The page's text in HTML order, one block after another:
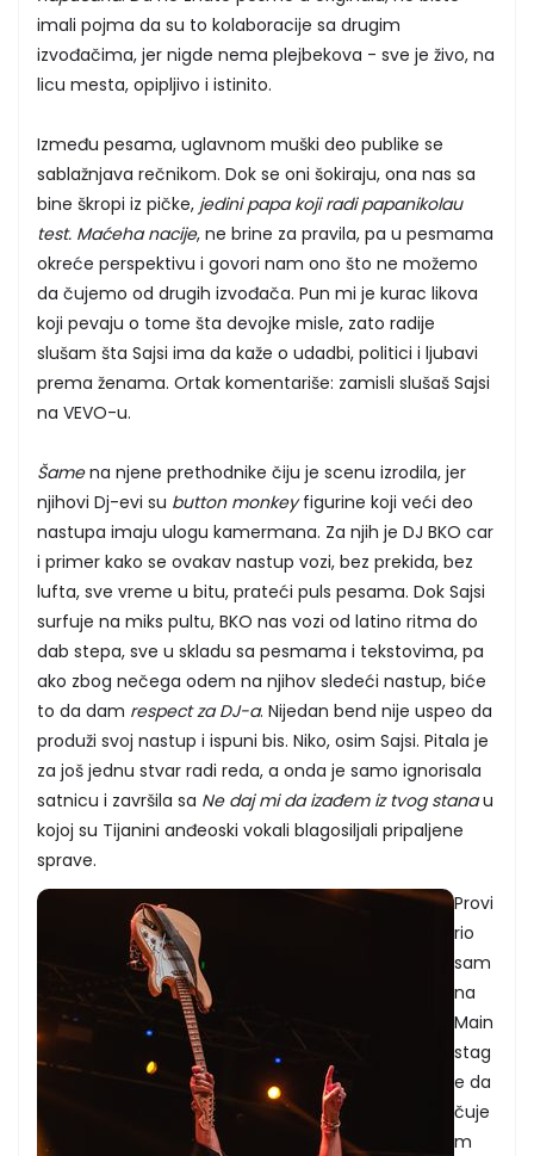
imali pojma da su to kolaboracije sa drugim
izvođačima, jer nigde nema plejbekova - sve je živo, na
licu mesta, opipljivo i istinito.
Između pesama, uglavnom muški deo publike se
sablažnjava rečnikom. Dok se oni šokiraju, ona nas sa
bine škropi iz pičke, jedini papa koji radi papanikolau
test. Maćeha nacije, ne brine za pravila, pa u pesmama
okreće perspektivu i govori nam ono što ne možemo
da čujemo od drugih izvođača. Pun mi je kurac likova
koji pevaju o tome šta devojke misle, zato radije
slušam šta Sajsi ima da kaže o udadbi, politici i ljubavi
prema ženama. Ortak komentariše: zamisli slušaš Sajsi
na VEVO-u.
Šamena njene prethodnike čiju je scenu izrodila, jer
njihovi Dj-evi su button monkeyfigurine koji veći deo
nastupa imaju ulogu kamermana. Za njih je DJ BKO car
i primer kako se ovakav nastup vozi, bez prekida, bez
lufta, sve vreme u bitu, prateći puls pesama. Dok Sajsi
surfuje na miks pultu, BKO nas vozi od latino ritma do
dab stepa, sve u skladu sa pesmama i tekstovima, pa
ako zbog nečega odem na njihov sledeći nastup, biće
to da dam respect za DJ-a. Nijedan bend nije uspeo da
produži svoj nastup i ispuni bis. Niko, osim Sajsi. Pitala je
za još jednu stvar radi reda, a onda je samo ignorisala
satnicu i završila sa Ne daj mi da izađem iz tvog stanau
kojoj su Tijanini anđeoski vokali blagosiljali pripaljene
sprave.
Provi
rio
sam
na
Main
stag
e da
čuje
m